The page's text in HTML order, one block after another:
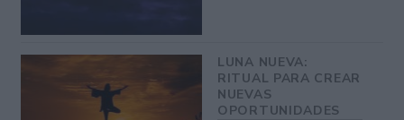
LUNA NUEVA:
RITUAL PARA CREAR
NUEVAS
OPORTUNIDADES